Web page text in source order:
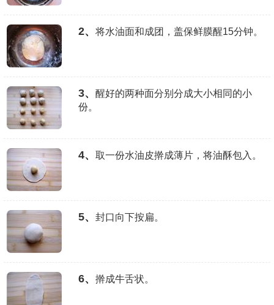
2、 将水油面和成团，盖保鲜膜醒15分钟。
3、
醒好的两种面分别分成大小相同的小
份。
4、 取一份水油皮擀成薄片，将油酥包入。
5、 封口向下按扁。
6、 擀成牛舌状。